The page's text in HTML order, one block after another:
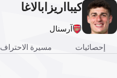
كيبا اريزابالاغا
آرسنال
إحصائيات مسيرة الاحتراف